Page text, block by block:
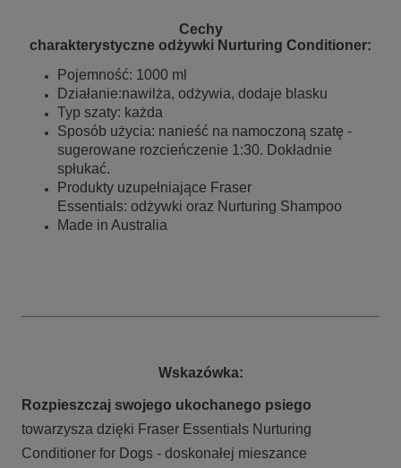
Cechy
charakterystyczne odżywki Nurturing Conditioner:
Pojemność: 1000 ml
Działanie:nawilża, odżywia, dodaje blasku
Typ szaty: każda
Sposób użycia: nanieść na namoczoną szatę -
sugerowane rozcieńczenie 1:30. Dokładnie
spłukać.
Produkty uzupełniające Fraser
Essentials: odżywki oraz Nurturing Shampoo
Made in Australia
Wskazówka:
Rozpieszczaj swojego ukochanego psiego
towarzysza dzięki Fraser Essentials Nurturing
Conditioner for Dogs - doskonałej mieszance